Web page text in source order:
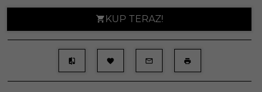
KUP TERAZ!